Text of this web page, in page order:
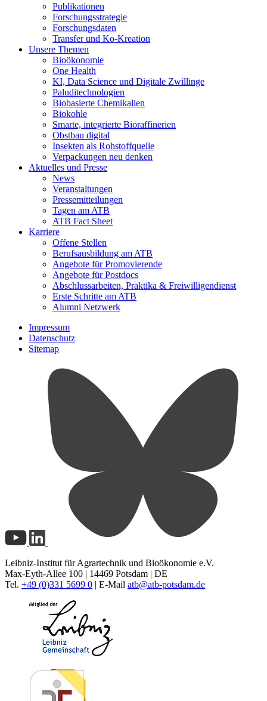
Publikationen
Forschungsstrategie
Forschungsdaten
Transfer und Ko-Kreation
Unsere Themen
Bioökonomie
One Health
KI, Data Science und Digitale Zwillinge
Paluditechnologien
Biobasierte Chemikalien
Biokohle
Smarte, integrierte Bioraffinerien
Obstbau digital
Insekten als Rohstoffquelle
Verpackungen neu denken
Aktuelles und Presse
News
Veranstaltungen
Pressemitteilungen
Tagen am ATB
ATB Fact Sheet
Karriere
Offene Stellen
Berufsausbildung am ATB
Angebote für Promovierende
Angebote für Postdocs
Abschlussarbeiten, Praktika & Freiwilligendienst
Erste Schritte am ATB
Alumni Netzwerk
Impressum
Datenschutz
Sitemap
Leibniz-Institut für Agrartechnik und Bioökonomie e.V.
Max-Eyth-Allee 100 | 14469 Potsdam | DE
Tel. +49 (0)331 5699 0 | E-Mail atb@atb-potsdam.de